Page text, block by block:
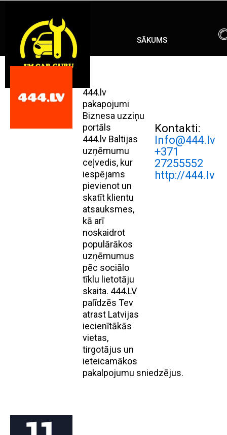
SĀKUMS
444.lv
pakapojumi
Biznesa uzziņu
portāls
444.lv Baltijas
uzņēmumu
ceļvedis, kur
iespējams
pievienot un
skatīt klientu
atsauksmes,
kā arī
noskaidrot
populārākos
uzņēmumus
pēc sociālo
tīklu lietotāju
skaita. 444.LV
palīdzēs Tev
atrast Latvijas
iecienītākās
vietas,
tirgotājus un
ieteicamākos
pakalpojumu sniedzējus.
Kontakti:
Info@444.lv
+371
27255552
http://444.lv